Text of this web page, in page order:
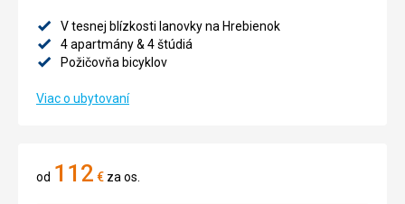
V tesnej blízkosti lanovky na Hrebienok
4 apartmány & 4 štúdiá
Požičovňa bicyklov
Viac o ubytovaní
od 112 € za os.